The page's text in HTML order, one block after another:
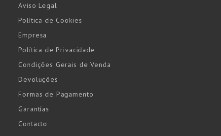
Aviso Legal
Política de Cookies
Empresa
Política de Privacidade
Condições Gerais de Venda
Devoluções
Formas de Pagamento
Garantías
Contacto